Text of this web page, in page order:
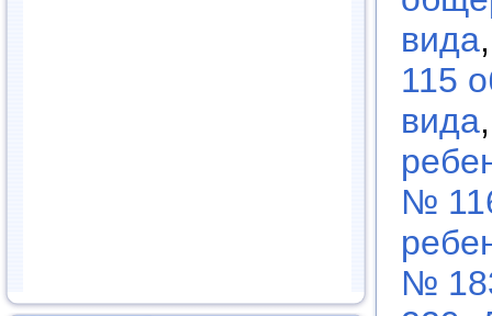
вида
115
вида
№
№